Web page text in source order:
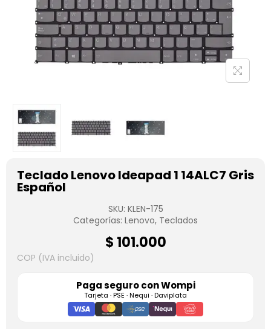
Teclado Lenovo Ideapad 1 14ALC7 Gris
Español
SKU: KLEN-175
Categorías: Lenovo, Teclados
$ 101.000
COP (IVA incluido)
Paga seguro conWompi
Tarjeta · PSE · Nequi · Daviplata